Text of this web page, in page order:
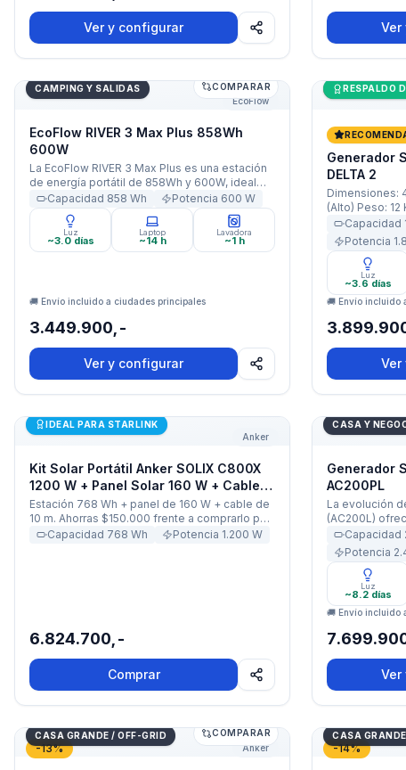
Ver y configurar
1000W X-Boost
Ver
EcoFlow RIVER 3 Max Plus 858Wh 600W
EcoFlow
CAMPING Y SALIDAS COMPARAR
EcoFlow RIVER 3 Max Plus 858Wh
600W
La EcoFlow RIVER 3 Max Plus es una estación
de energía portátil de 858Wh y 600W, ideal
para brindar respaldo durante cortes de luz en
Colombia y proteger equipos sensibles como
router, módem, laptops, cámaras y
dispositivos esenciales. Con batería LiFePO4
(LFP), función UPS con c
Capacidad 858 Wh Potencia 600 W
Luz
~3.0 días
Laptop
~14 h
Lavadora
~1 h
🚚 Envío incluido a ciudades principales
3.449.900,-
Ver y configurar
Generador
Últimas
RESPALDO
Generador
DELTA 2
Dimensiones:
(Alto) Peso: 12 KG Capacidad Equipo:1024Wh
Capacidad
Potencia:
Capacidad
Potencia
Luz
~3.6 días
🚚 Envío incluido
Ver
Kit Solar Portátil Anker SOLIX C800X 1200 W + Panel
Anker
IDEAL PARA STARLINK
Kit Solar Portátil Anker SOLIX C800X
1200 W + Panel Solar 160 W + Cable
10 m
Estación 768 Wh + panel de 160 W + cable de
10 m. Ahorras $150.000 frente a comprarlo por
separado.
Capacidad 768 Wh Potencia 1.200 W
6.824.700,-
Comprar
Generador
CASA Y
Generador
AC200PL
La evolución
(AC200L)
salida de
expandible
taller o
Capacidad
Potencia
Luz
~8.2 días
🚚 Envío incluido
Ver
Generador Solar 3600W Anker SOLIX F3000
-13% Anker
CASA GRANDE / OFF-GRID COMPARAR Generador
-14%
CASA